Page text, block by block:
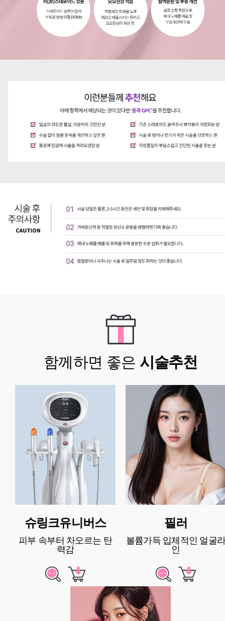
함께하면 좋은 시술추천
슈링크유니버스
피부 속부터 차오르는 탄
력감
필러
볼륨가득 입체적인 얼굴
인